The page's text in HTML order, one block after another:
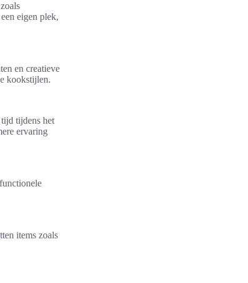
eigen plek,
en creatieve
kookstijlen.
tijdens het
ervaring
items zoals